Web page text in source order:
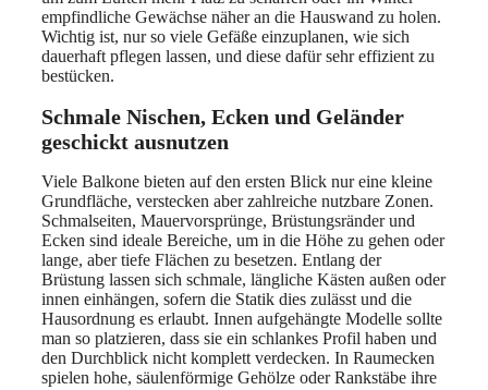
empfindliche Gewächse näher an die Hauswand zu holen.
Wichtig ist, nur so viele Gefäße einzuplanen, wie sich
dauerhaft pflegen lassen, und diese dafür sehr effizient zu
bestücken.
Schmale Nischen, Ecken und Geländer
geschickt ausnutzen
Viele Balkone bieten auf den ersten Blick nur eine kleine
Grundfläche, verstecken aber zahlreiche nutzbare Zonen.
Schmalseiten, Mauervorsprünge, Brüstungsränder und
Ecken sind ideale Bereiche, um in die Höhe zu gehen oder
lange, aber tiefe Flächen zu besetzen. Entlang der
Brüstung lassen sich schmale, längliche Kästen außen oder
innen einhängen, sofern die Statik dies zulässt und die
Hausordnung es erlaubt. Innen aufgehängte Modelle sollte
man so platzieren, dass sie ein schlankes Profil haben und
den Durchblick nicht komplett verdecken. In Raumecken
spielen hohe, säulenförmige Gehölze oder Rankstäbe ihre